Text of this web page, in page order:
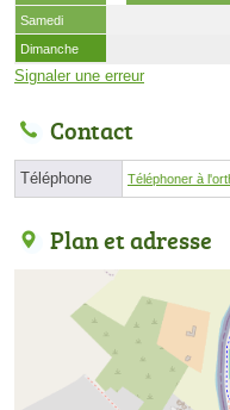
Samedi
Dimanche
Signaler une erreur
Contact
Téléphone Téléphoner à
Plan et adresse